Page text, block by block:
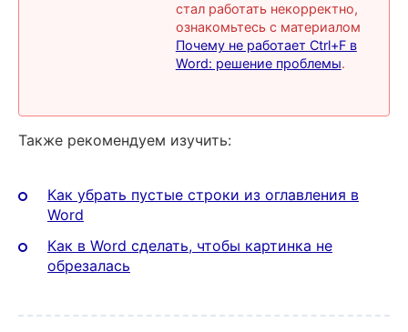
стал работать некорректно,
ознакомьтесь с материалом
Почему не работает Ctrl+F в
Word: решение проблемы.
Также рекомендуем изучить:
Как убрать пустые строки из оглавления в
Word
Как в Word сделать, чтобы картинка не
обрезалась